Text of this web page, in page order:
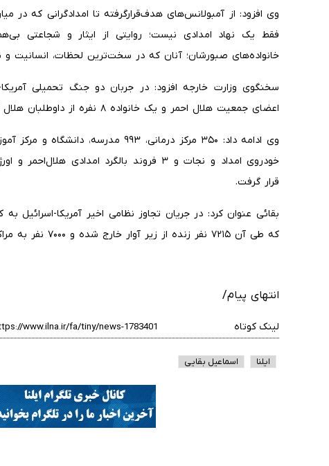
وی افزود: ‌از آمبولانس‌های هدف‌قرارگرفته تا امدادگرانی که در
فقط یک نهاد امدادی نیست؛ روایتی از ایثار و شجاعتی
خانواده‌های صبورشان؛ آنان که در سخت‌ترین لحظات، انسانیت و
اعضای جمعیت هلال احمر و یک خانواده ۸ نفره از داوطلبان هلال احمر به شهادت رسیدند.
خودروی امداد و نجات و ۳ فروند بالگرد
قرار گرفت.
که طی آن ۷۲۱۵ نفر زنده از زیر آوار خارج شده و ۷۰۰۰ نفر به مراکز درمانی منتقل شدند.
انتهای پیام/
لینک کوتاه
ایلنا اسماعیل بقایی